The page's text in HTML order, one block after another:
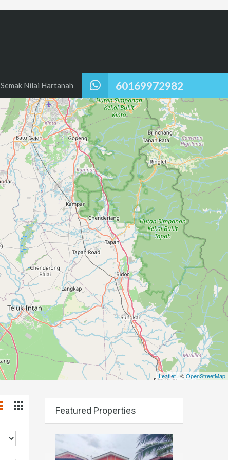
60169972982
Semak Nilai Hartanah
Leaflet | ©OpenStreetMap
Featured Properties